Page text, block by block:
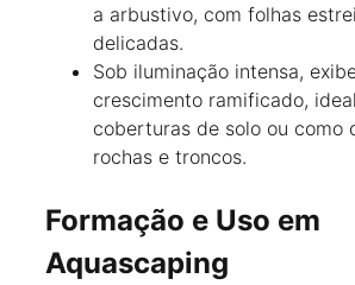
a arbustivo, com folhas
delicadas.
Sob iluminação intensa,
crescimento ramificado,
coberturas de solo ou como
rochas e troncos.
Formação e Uso em
Aquascaping